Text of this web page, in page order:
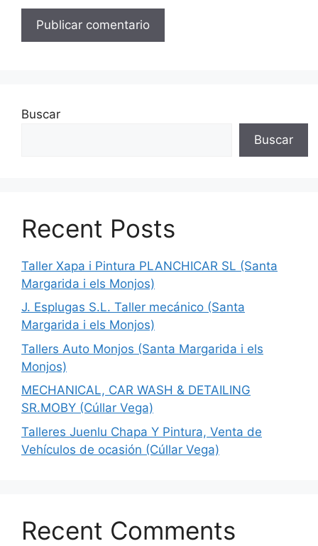
Buscar
Buscar
Recent Posts
Taller Xapa i Pintura PLANCHICAR SL (Santa
Margarida i els Monjos)
J. Esplugas S.L. Taller mecánico (Santa
Margarida i els Monjos)
Tallers Auto Monjos (Santa Margarida i els
Monjos)
MECHANICAL, CAR WASH & DETAILING
SR.MOBY (Cúllar Vega)
Talleres Juenlu Chapa Y Pintura, Venta de
Vehículos de ocasión (Cúllar Vega)
Recent Comments